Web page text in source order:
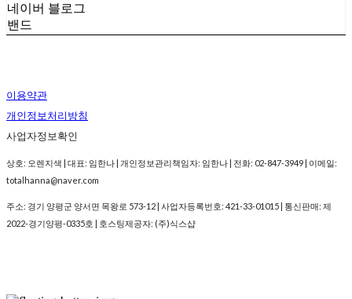
네이버 블로그
밴드
이용약관
개인정보처리방침
사업자정보확인
상호: 오렌지색 | 대표: 임한나 | 개인정보관리책임자: 임한나 | 전화: 02-847-3949 | 이메일:
totalhanna@naver.com
주소: 경기 양평군 양서면 목왕로 573-12 | 사업자등록번호: 421-33-01015 | 통신판매: 제
2022-경기양평-0335호 | 호스팅제공자: (주)식스샵